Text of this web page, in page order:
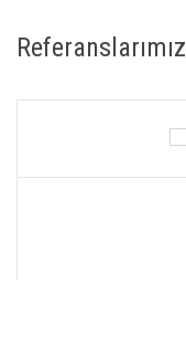
Referanslarımız